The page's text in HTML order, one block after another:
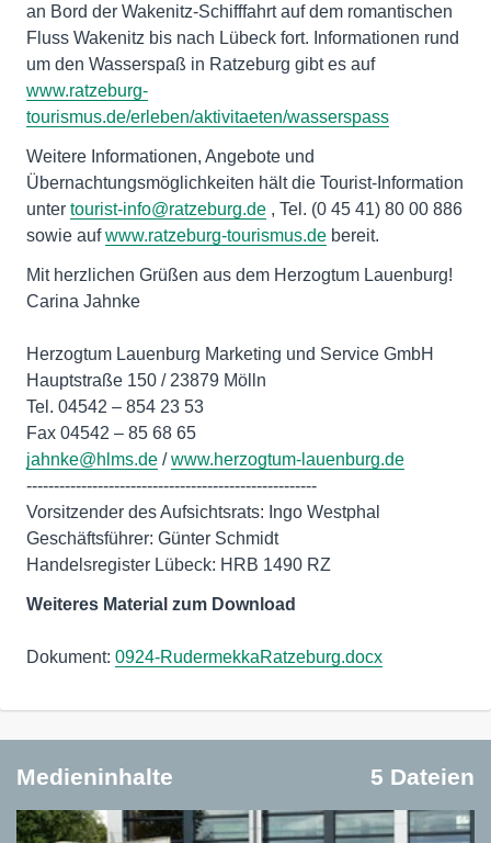
an Bord der Wakenitz-Schifffahrt auf dem romantischen
Fluss Wakenitz bis nach Lübeck fort. Informationen rund
um den Wasserspaß in Ratzeburg gibt es auf
www.ratzeburg-
tourismus.de/erleben/aktivitaeten/wasserspass
Weitere Informationen, Angebote und
Übernachtungsmöglichkeiten hält die Tourist-Information
unter tourist-info@ratzeburg.de , Tel. (0 45 41) 80 00 886
sowie aufwww.ratzeburg-tourismus.de bereit.
Mit herzlichen Grüßen aus dem Herzogtum Lauenburg!
Carina Jahnke
Herzogtum Lauenburg Marketing und Service GmbH
Hauptstraße 150 / 23879 Mölln
Tel. 04542 – 854 23 53
jahnke@hlms.de /www.herzogtum-lauenburg.de
-----------------------------------------------------
Vorsitzender des Aufsichtsrats: Ingo Westphal
Geschäftsführer: Günter Schmidt
Handelsregister Lübeck: HRB 1490 RZ
Weiteres Material zum Download
Dokument: 0924-RudermekkaRatzeburg.docx
Medieninhalte 5 Dateien